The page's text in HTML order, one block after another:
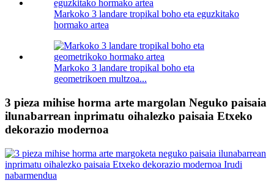
Markoko 3 landare tropikal boho eta eguzkitako
hormako artea
Markoko 3 landare tropikal boho eta
geometrikoen multzoa...
3 pieza mihise horma arte margolan Neguko paisaia
ilunabarrean inprimatu oihalezko paisaia Etxeko
dekorazio modernoa